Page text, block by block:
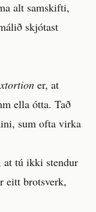
alt samskifti,
skjótast
er, at
ella ótta. Tað
sum ofta virka
at tú ikki stendur
eitt brotsverk,